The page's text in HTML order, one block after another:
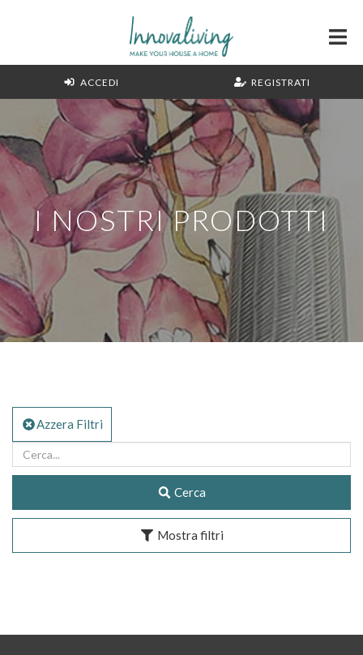
ACCEDI REGISTRATI
I NOSTRI PRODOTTI
Azzera Filtri
Cerca
Mostra filtri